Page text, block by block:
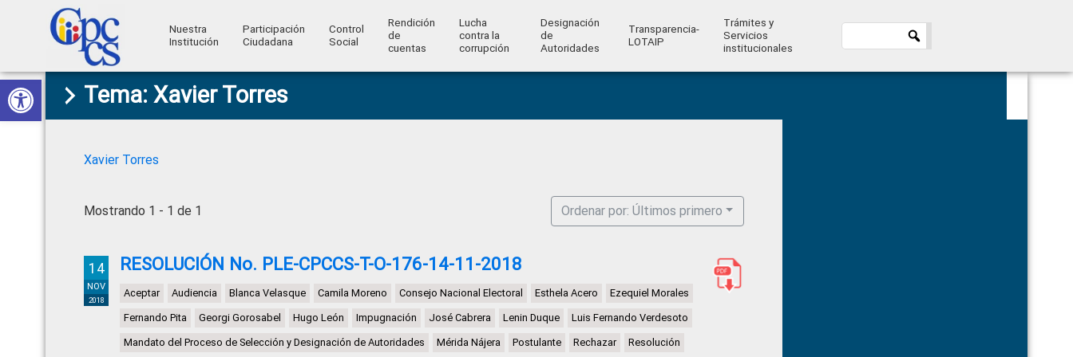
Abrir barra de herramientas
Skip
to
primary
Skip
to
main
Skip
to
primary
Skip
to
footer
Consejo
de
Ciudadana
Control
Construyendo
Poder
Ciudadano
Nuestra
Institución
Participación
Ciudadana
Control
Social
Rendición
de
cuentas
Lucha
contra la
corrupción
Designación
de
Autoridades
Transparencia-
LOTAIP
Trámites y
Servicios
institucionales
Tema: Xavier Torres
Xavier Torres
Mostrando 1 - 1 de 1 Ordenar por: Últimos primero
14
NOV
2018
RESOLUCIÓN No. PLE-CPCCS-T-O-176-14-11-2018
Aceptar Audiencia Blanca Velasque Camila Moreno Consejo Nacional Electoral Esthela Acero Ezequiel Morales
Fernando Pita Georgi Gorosabel Hugo León Impugnación José Cabrera Lenin Duque Luis Fernando Verdesoto
Mandato del Proceso de Selección y Designación de Autoridades Mérida Nájera Postulante Rechazar Resolución